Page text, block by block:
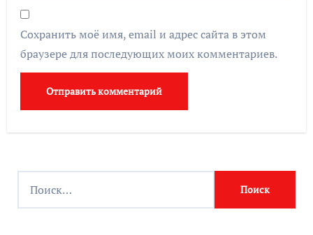
Сохранить моё имя, email и адрес сайта в этом
браузере для последующих моих комментариев.